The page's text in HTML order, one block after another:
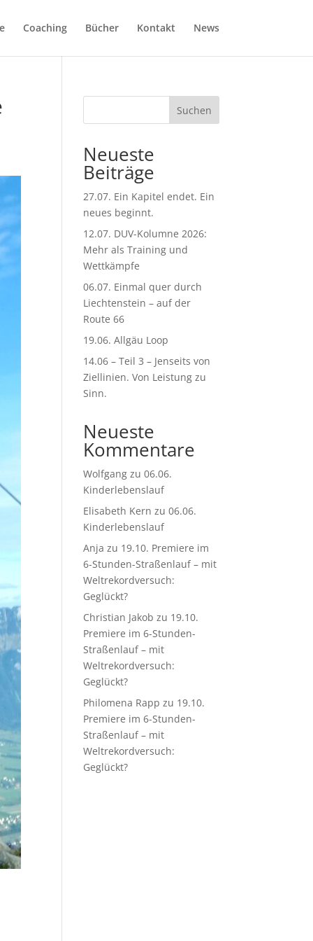
Coaching Bücher Kontakt News
Suchen
Neueste
Beiträge
27.07. Ein Kapitel endet. Ein
neues beginnt.
12.07. DUV-Kolumne 2026:
Mehr als Training und
Wettkämpfe
06.07. Einmal quer durch
Liechtenstein – auf der
Route 66
19.06. Allgäu Loop
14.06 – Teil 3 – Jenseits von
Ziellinien. Von Leistung zu
Sinn.
Neueste
Kommentare
Wolfgang zu06.06.
Kinderlebenslauf
Elisabeth Kern zu06.06.
Kinderlebenslauf
Anja zu 19.10. Premiere im
6-Stunden-Straßenlauf – mit
Weltrekordversuch:
Geglückt?
Christian Jakob zu 19.10.
Premiere im 6-Stunden-
Straßenlauf – mit
Weltrekordversuch:
Geglückt?
Philomena Rapp zu 19.10.
Premiere im 6-Stunden-
Straßenlauf – mit
Weltrekordversuch:
Geglückt?